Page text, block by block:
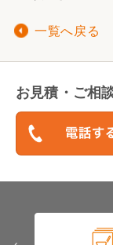
一覧へ戻る
お見積・ご相